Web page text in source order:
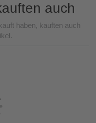
auch
haben, kauften auch